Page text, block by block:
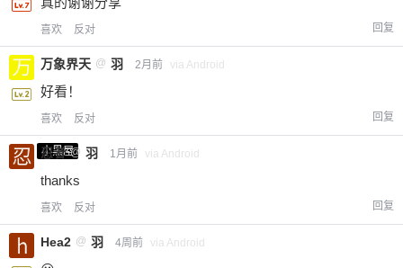
喜欢 反对 回复
万象界天 @ 羽 2月前 via Android
好看！
喜欢 反对 回复
小黑屋
忍者 @ 羽 1月前 via Android
thanks
喜欢 反对 回复
Hea2 @ 羽 4周前 via Android